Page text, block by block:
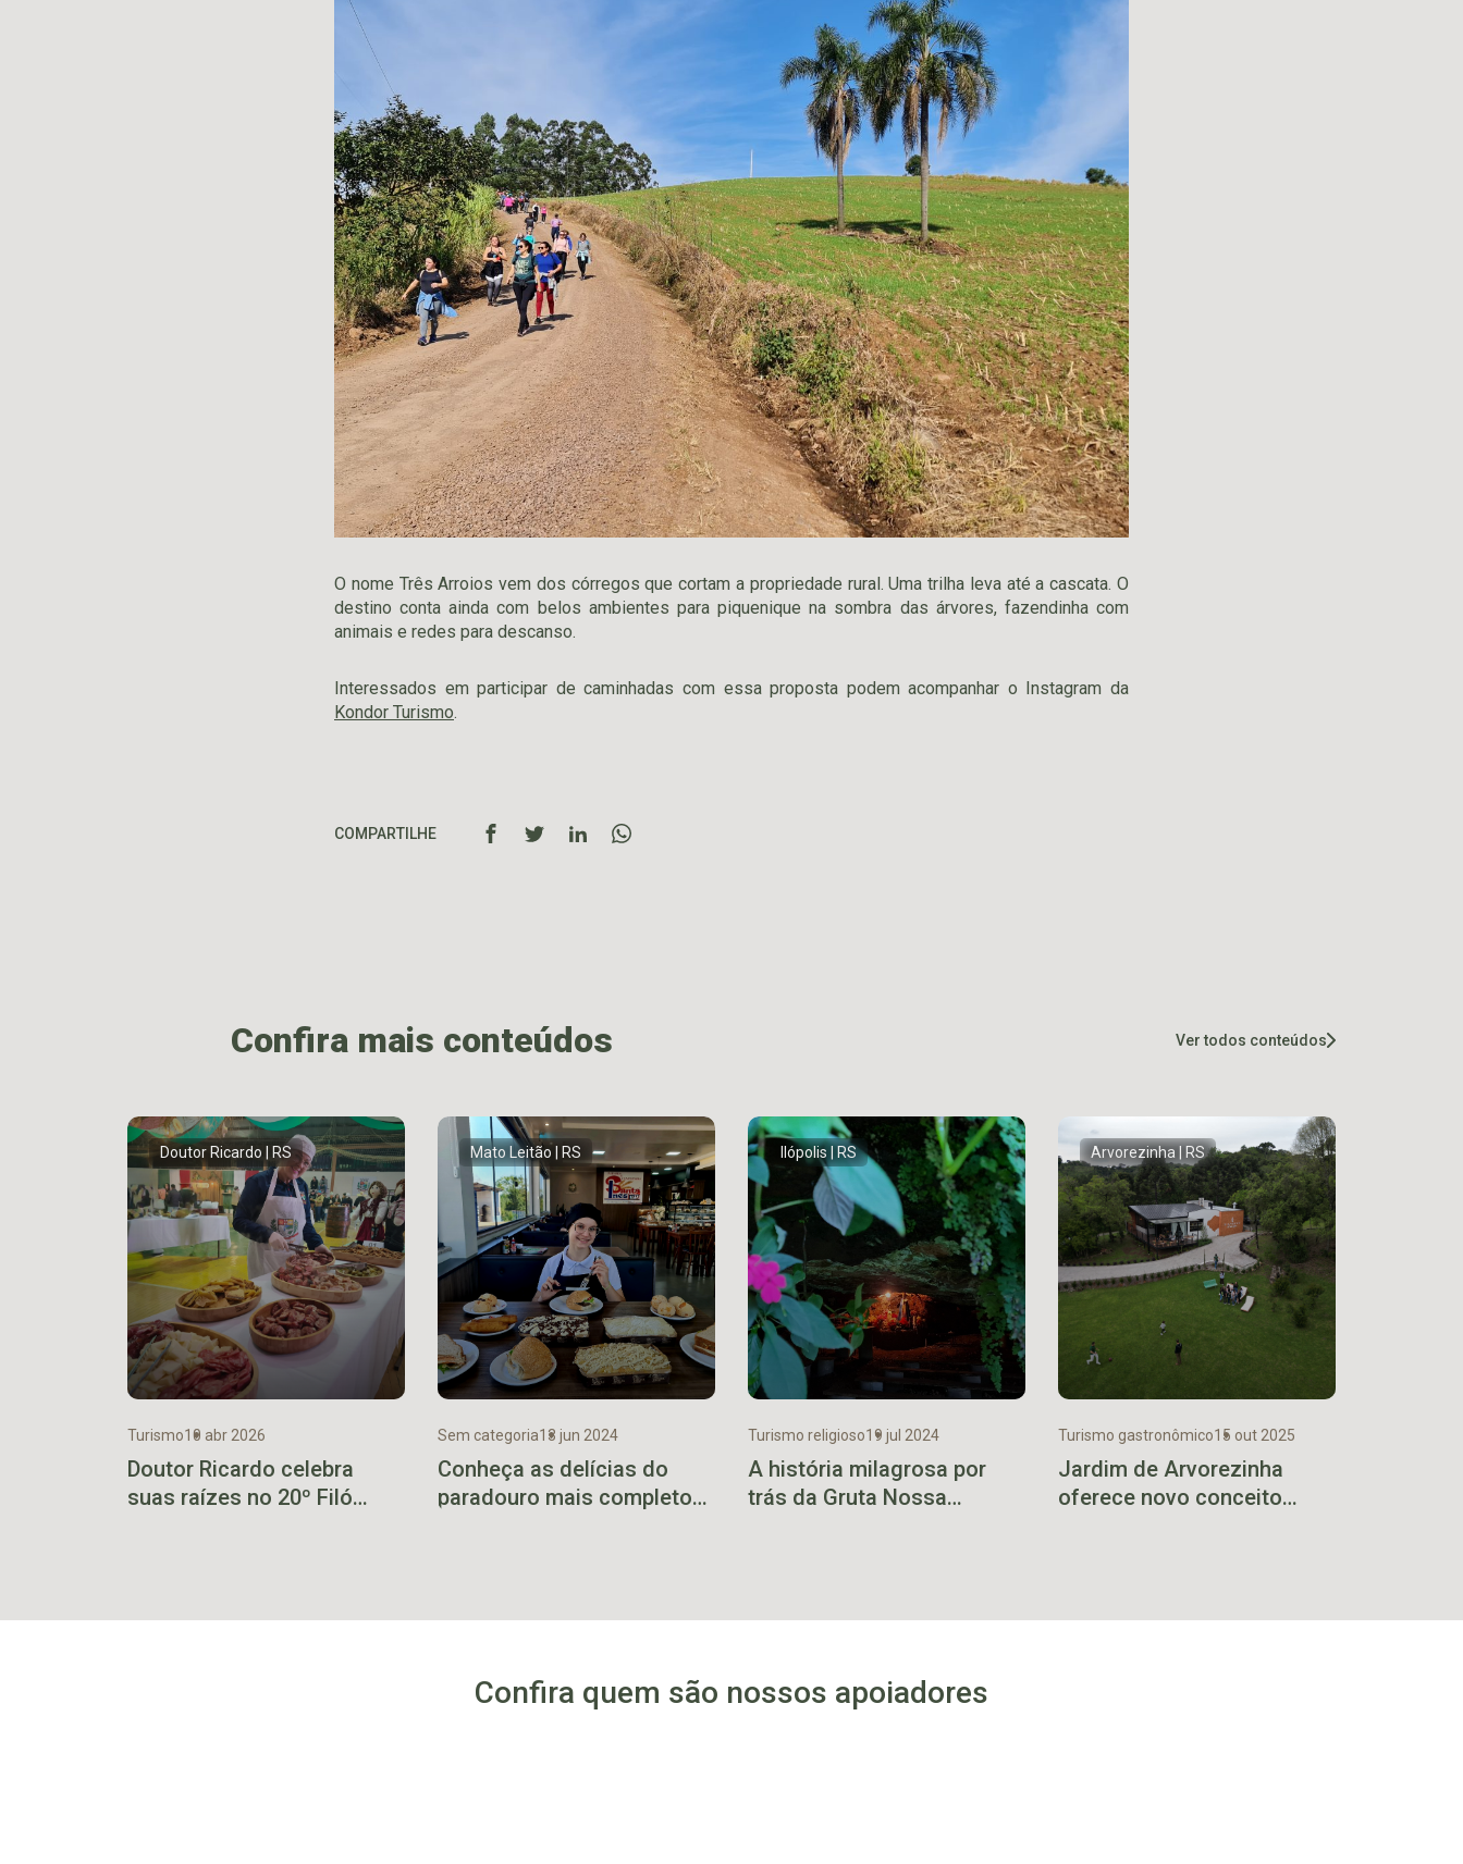
O nome Três Arroios vem dos córregos que cortam a propriedade rural. Uma trilha leva até a cascata. O
destino conta ainda com belos ambientes para piquenique na sombra das árvores, fazendinha com
animais e redes para descanso.
Interessados em participar de caminhadas com essa proposta podem acompanhar o Instagram da
Kondor Turismo.
COMPARTILHE
Confira mais conteúdos Ver todos conteúdos
Doutor Ricardo | RS
Turismo10 abr 2026
Doutor Ricardo celebra
suas raízes no 20º Filó
Mato Leitão | RS
Sem categoria13 jun 2024
Conheça as delícias do
paradouro mais completo
Ilópolis | RS
Turismo religioso19 jul 2024
A história milagrosa por
trás da Gruta Nossa
Arvorezinha | RS
Turismo gastronômico15 out 2025
Jardim de Arvorezinha
oferece novo conceito
Confira quem são nossos apoiadores